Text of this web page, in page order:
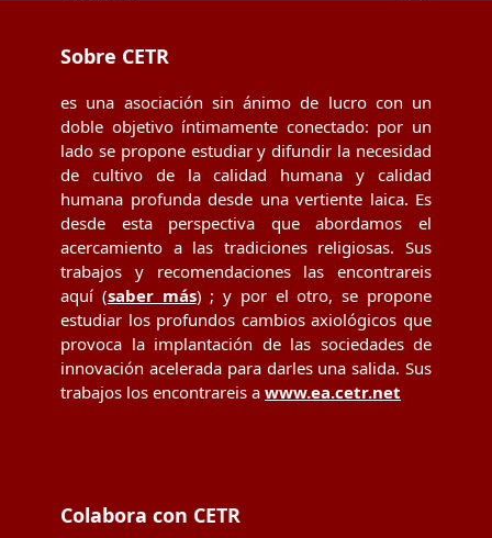
Sobre CETR
es una asociación sin ánimo de lucro con un
doble objetivo íntimamente conectado: por un
lado se propone estudiar y difundir la necesidad
de cultivo de la calidad humana y calidad
humana profunda desde una vertiente laica. Es
desde esta perspectiva que abordamos el
acercamiento a las tradiciones religiosas. Sus
trabajos y recomendaciones las encontrareis
aquí (saber más) ; y por el otro, se propone
estudiar los profundos cambios axiológicos que
provoca la implantación de las sociedades de
innovación acelerada para darles una salida. Sus
trabajos los encontrareis a www.ea.cetr.net
Colabora con CETR